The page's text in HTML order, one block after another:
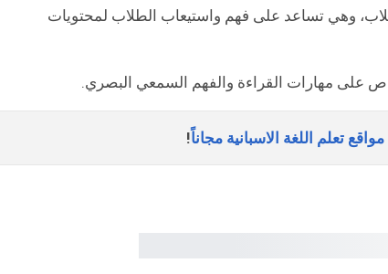
وهي تساعد على فهم واستيعاب الطلاب لمحتويات
على مهارات القراءة والفهم السمعي البصري.
ً!